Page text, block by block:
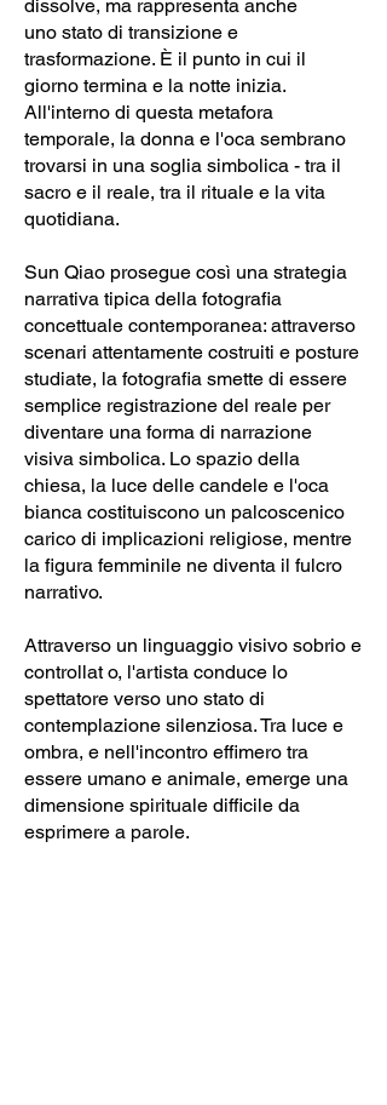
dissolve, ma rappresenta anche
uno stato di transizione e
trasformazione. È il punto in cui il
giorno termina e la notte inizia.
All'interno di questa metafora
temporale, la donna e l'oca sembrano
trovarsi in una soglia simbolica - tra il
sacro e il reale, tra il rituale e la vita
quotidiana.
Sun Qiao prosegue così una strategia
narrativa tipica della fotografia
concettuale contemporanea: attraverso
scenari attentamente costruiti e posture
studiate, la fotografia smette di essere
semplice registrazione del reale per
diventare una forma di narrazione
visiva simbolica. Lo spazio della
chiesa, la luce delle candele e l'oca
bianca costituiscono un palcoscenico
carico di implicazioni religiose, mentre
la figura femminile ne diventa il fulcro
narrativo.
Attraverso un linguaggio visivo sobrio e
controllat o, l'artista conduce lo
spettatore verso uno stato di
contemplazione silenziosa. Tra luce e
ombra, e nell'incontro effimero tra
essere umano e animale, emerge una
dimensione spirituale difficile da
esprimere a parole.